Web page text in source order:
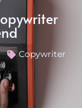
Copywriter